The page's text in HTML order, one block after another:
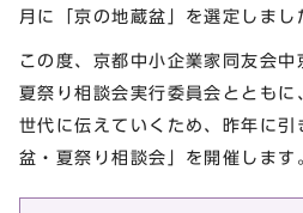
月に「京の地蔵盆」を選定しまし
この度、京都中小企業家同友会中
夏祭り相談会実行委員会とともに
世代に伝えていくため、昨年に
盆・夏祭り相談会」を開催します